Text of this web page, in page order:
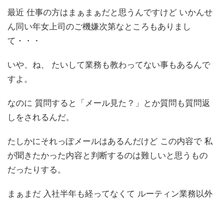
最近 仕事の方はまぁまぁだと思うんですけど いかんせ
ん同い年女上司のご機嫌次第なところもありまし
て・・・
いや、ね、 たいして業務も教わってない事もあるんで
すよ。
なのに 質問すると「メール見た？」とか質問も質問返
しをされるんだ。
たしかにそれっぽメールはあるんだけど この内容で 私
が聞きたかった内容と判断するのは難しいと思うもの
だったりする。
まぁまだ 入社半年も経ってなくて ルーティン業務以外